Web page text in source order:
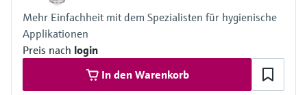
Prozessseitige Hauptmaterialien
316L oder PTFE (plattierte 316L Flansche)
Mehr Einfachheit mit dem Spezialisten für hygienische
Applikationen
Preis nach login
In den Warenkorb